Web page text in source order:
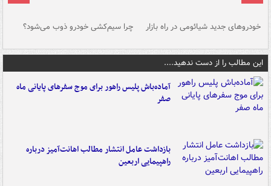
خودروهای جدید شیائومی در راه بازار چرا سیم‌کشی خودرو ذوب می‌شود؟
این مطالب را از دست ندهید....
آماده‌باش پلیس راهور برای موج سفرهای پایانی ماه
صفر
بازداشت عامل انتشار مطالب اهانت‌آمیز درباره
راهپیمایی اربعین